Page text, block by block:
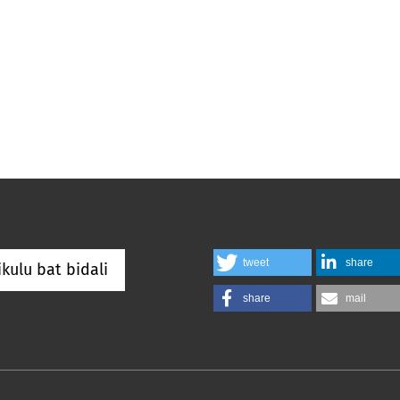
bat bidali tweet share
share mail